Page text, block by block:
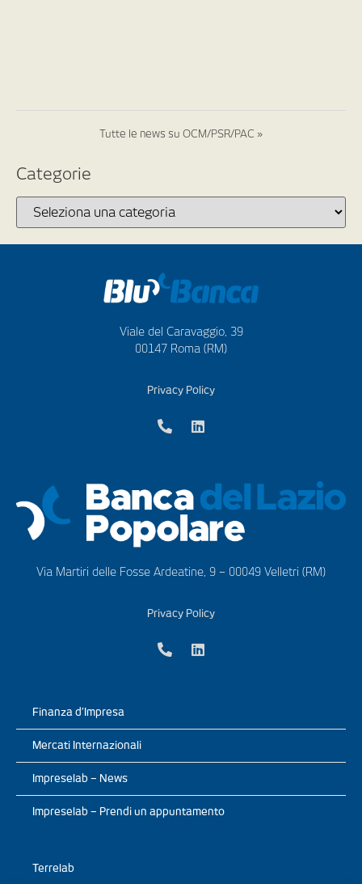
Tutte le news su OCM/PSR/PAC »
Categorie
Viale del Caravaggio, 39
00147 Roma (RM)
Privacy Policy
Via Martiri delle Fosse Ardeatine, 9 – 00049 Velletri (RM)
Privacy Policy
Finanza d’Impresa
Mercati Internazionali
Impreselab – News
Impreselab – Prendi un appuntamento
Terrelab